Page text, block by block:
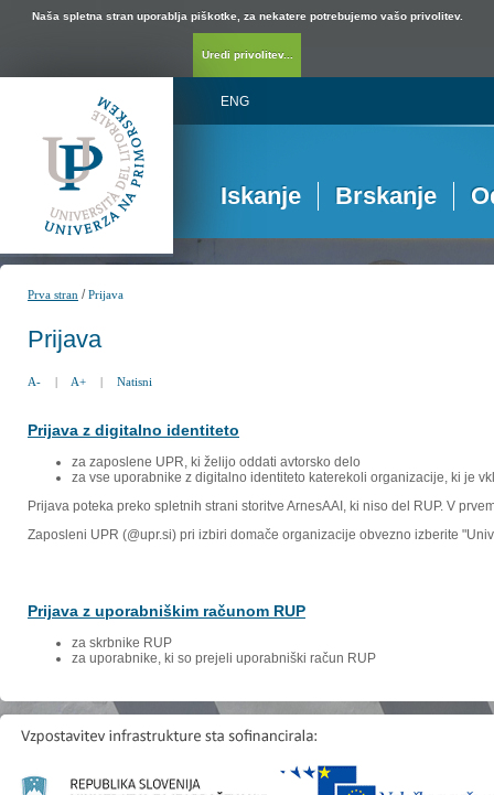
Naša spletna stran uporablja piškotke, za nekatere potrebujemo vašo privolitev.
Uredi privolitev...
ENG
Iskanje Brskanje
Prva stran /Prijava
Prijava
A- | A+ | Natisni
Prijava z digitalno identiteto
za zaposlene UPR, ki želijo oddati avtorsko delo
za vse uporabnike z digitalno identiteto katerekoli organizacije, ki je
Prijava poteka preko spletnih strani storitve ArnesAAI, ki niso del RUP. V
Zaposleni UPR (@upr.si) pri izbiri domače organizacije obvezno izberite
Prijava z uporabniškim računom RUP
za skrbnike RUP
za uporabnike, ki so prejeli uporabniški račun RUP